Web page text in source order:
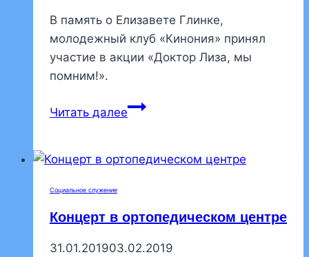
В память о Елизавете Глинке,
молодежный клуб «Кинония» принял
участие в акции «Доктор Лиза, мы
помним!».
Читать далее«ДОКТОР
ПОМНИМ!»
Социальное служение
Концерт в ортопедическом центре
31.01.201903.02.2019